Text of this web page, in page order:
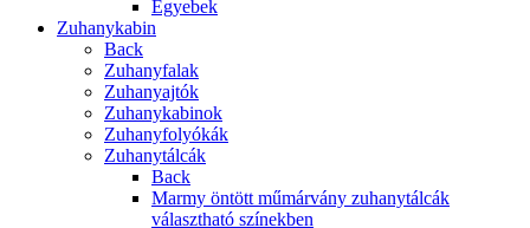
Egyebek
Zuhanykabin
Back
Zuhanyfalak
Zuhanyajtók
Zuhanykabinok
Zuhanyfolyókák
Zuhanytálcák
Back
Marmy öntött műmárvány zuhanytálcák
választható színekben